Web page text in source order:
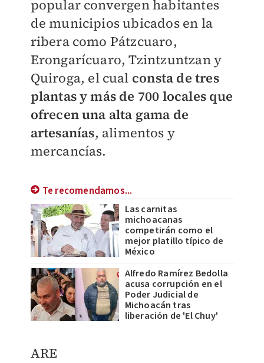
popular convergen habitantes
de municipios ubicados en la
ribera como Pátzcuaro,
Erongarícuaro, Tzintzuntzan y
Quiroga, el cual consta de tres
plantas y más de 700 locales que
ofrecen una alta gama de
artesanías, alimentos y
mercancías.
Te recomendamos...
Las carnitas
michoacanas
competirán como el
mejor platillo típico de
México
Alfredo Ramírez Bedolla
acusa corrupción en el
Poder Judicial de
Michoacán tras
liberación de 'El Chuy'
ARE